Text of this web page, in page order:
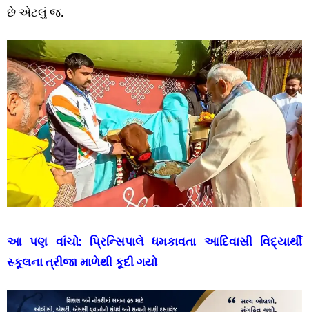
છે એટલું જ.
આ પણ વાંચો: પ્રિન્સિપાલે ધમકાવતા આદિવાસી વિદ્યાર્થી
સ્કૂલના ત્રીજા માળેથી કૂદી ગયો